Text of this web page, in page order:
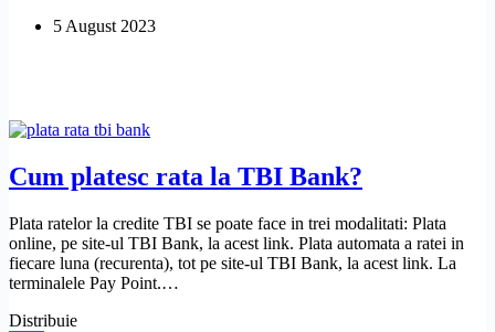
conform
5 August 2023
Cum platesc rata la TBI Bank?
Plata ratelor la credite TBI se poate face in trei modalitati: Plata
online, pe site-ul TBI Bank, la acest link. Plata automata a ratei in
fiecare luna (recurenta), tot pe site-ul TBI Bank, la acest link. La
terminalele Pay Point.…
Distribuie